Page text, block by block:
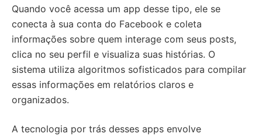
Quando você acessa um app desse tipo, ele se
conecta à sua conta do Facebook e coleta
informações sobre quem interage com seus posts,
clica no seu perfil e visualiza suas histórias. O
sistema utiliza algoritmos sofisticados para compilar
essas informações em relatórios claros e
organizados.
A tecnologia por trás desses apps envolve